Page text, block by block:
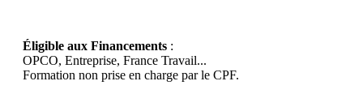
Éligible aux Financements :
OPCO, Entreprise, France Travail...
Formation non prise en charge par le CPF.